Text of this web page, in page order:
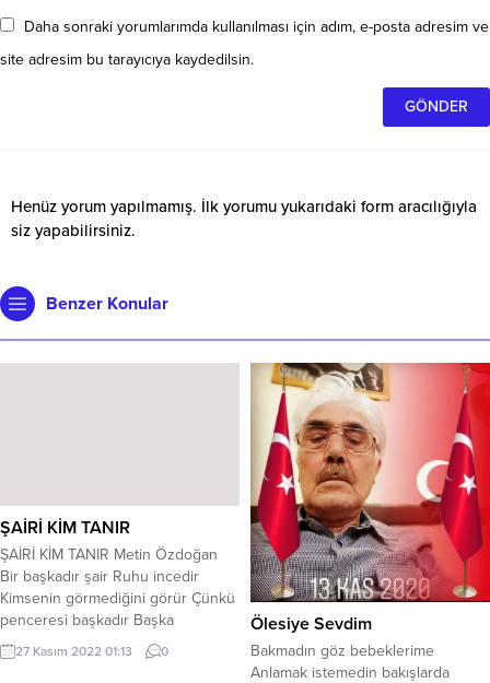
Daha sonraki yorumlarımda kullanılması için adım, e-posta adresim ve
site adresim bu tarayıcıya kaydedilsin.
Henüz yorum yapılmamış. İlk yorumu yukarıdaki form aracılığıyla
siz yapabilirsiniz.
Benzer Konular
ŞAİRİ KİM TANIR
ŞAİRİ KİM TANIR Metin Özdoğan
Bir başkadır şair Ruhu incedir
Kimsenin görmediğini görür Çünkü
penceresi başkadır Başka
pencereden bakar hayata Şiirlerini
yazarken kağıda Arkadaş olur
27 Kasım 2022 01:13 0
Ölesiye Sevdim
Bakmadın göz bebeklerime
Anlamak istemedin bakışlarda